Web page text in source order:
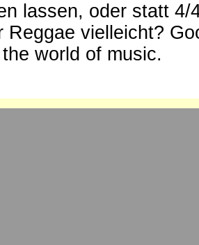
lassen, oder statt 4/
Reggae vielleicht?
world of music.